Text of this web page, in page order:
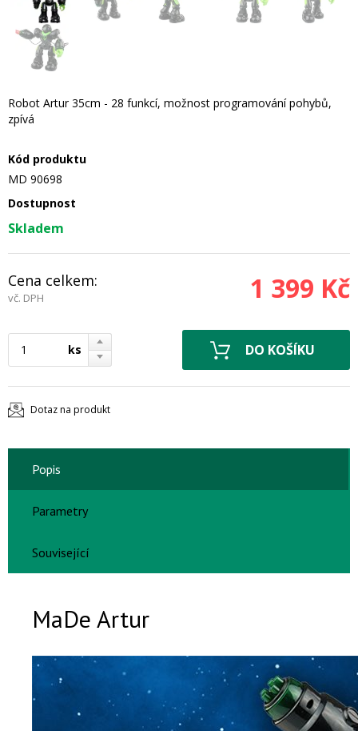
Robot Artur 35cm - 28 funkcí, možnost programování pohybů,
zpívá
Kód produktu
MD 90698
Dostupnost
Skladem
Cena celkem:
vč. DPH 1 399 Kč
ks
Dotaz na produkt
Popis
Parametry
Související
MaDe Artur